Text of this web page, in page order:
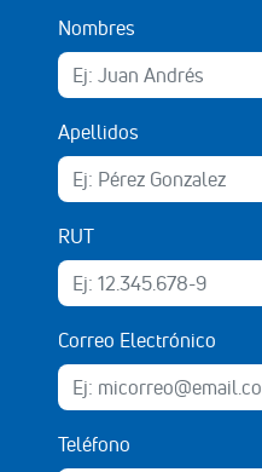
Nombres
Apellidos
RUT
Correo Electrónico
Teléfono